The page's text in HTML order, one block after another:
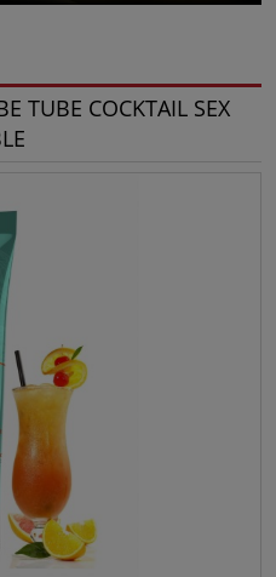
TUBE COCKTAIL SEX